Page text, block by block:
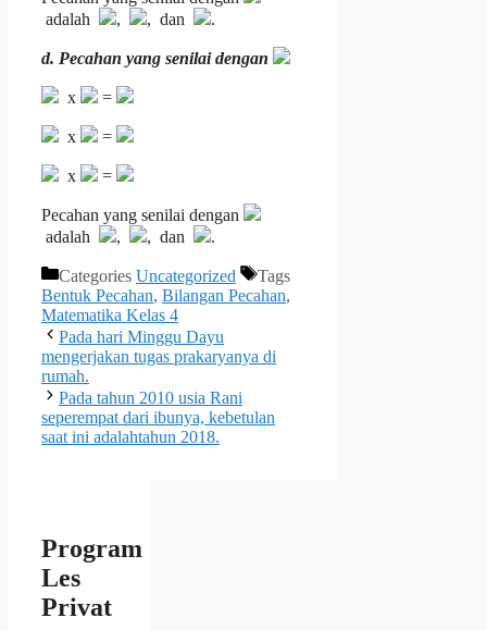
adalah
, , dan .
d. Pecahan yang senilai dengan
x =
x =
x =
Pecahan yang senilai dengan
adalah
, , dan .
Categories Uncategorized
Tags
Bentuk Pecahan, Bilangan Pecahan,
Matematika Kelas 4
Pada hari Minggu Dayu
mengerjakan tugas prakaryanya di
rumah.
Pada tahun 2010 usia Rani
seperempat dari ibunya, kebetulan
saat ini adalahtahun 2018.
Program
Les
Privat